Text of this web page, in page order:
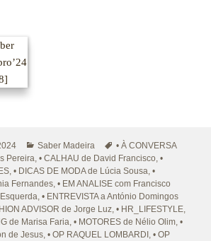
Categorias
Saber Madeira Etiquetas
• À CONVERSA
Pereira,• CALHAU de David Francisco,•
,• DICAS DE MODA de Lúcia Sousa,•
Fernandes,• EM ANALISE com Francisco
,• ENTREVISTA a António Domingos
ADVISOR de Jorge Luz,• HR_LIFESTYLE,
de Marisa Faria,• MOTORES de Nélio Olim,•
de Jesus,• OP RAQUEL LOMBARDI ,• OP